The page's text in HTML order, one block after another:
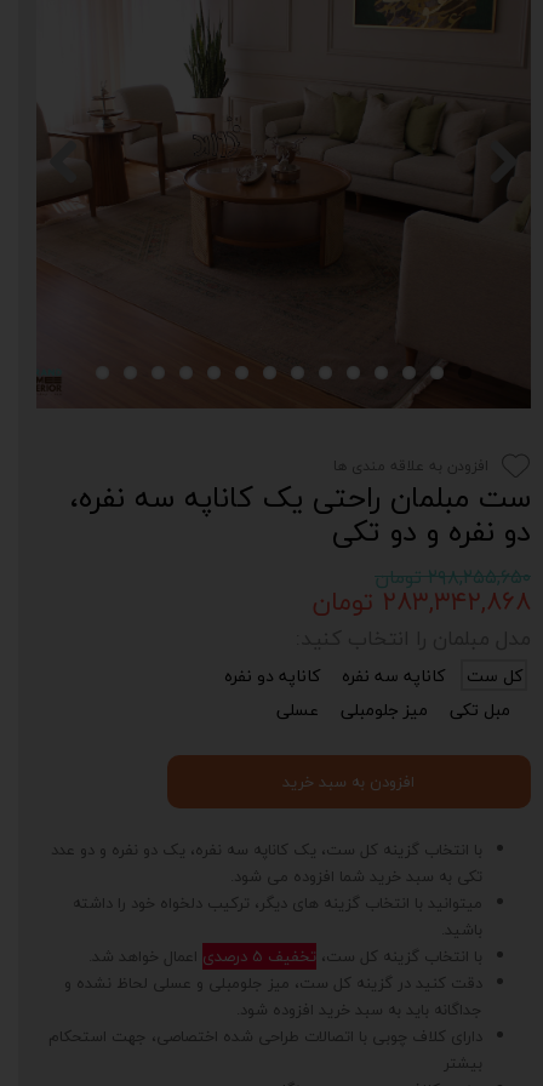
ست مبلمان راحتی یک کاناپه سه نفره،
دو نفره و دو تکی
۲۹۸,۲۵۵,۶۵۰ تومان
۲۸۳,۳۴۲,۸۶۸ تومان
با انتخاب گزینه کل ست، یک کاناپه سه نفره، یک دو نفره و دو عدد
تکی به سبد خرید شما افزوده می شود.
میتوانید با انتخاب گزینه های دیگر، ترکیب دلخواه خود را داشته
باشید.
با انتخاب گزینه کل ست، تخفیف 5 درصدی
اعمال خواهد شد.
دقت کنید در گزینه کل ست، میز جلومبلی و عسلی لحاظ نشده و
جداگانه باید به سبد خرید افزوده شود.
دارای کلاف چوبی با اتصالات طراحی شده اختصاصی، جهت استحکام
بیشتر
کل ست کاناپه سه نفره
کاناپه دو نفره
مبل تکی
میز جلومبلی عسلی
افزودن به سبد خرید
افزودن به علاقه مندی ها